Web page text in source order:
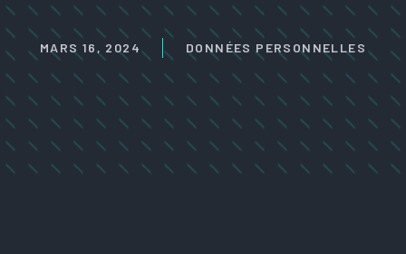
MARS 16, 2024 DONNÉES PERSONNELLES